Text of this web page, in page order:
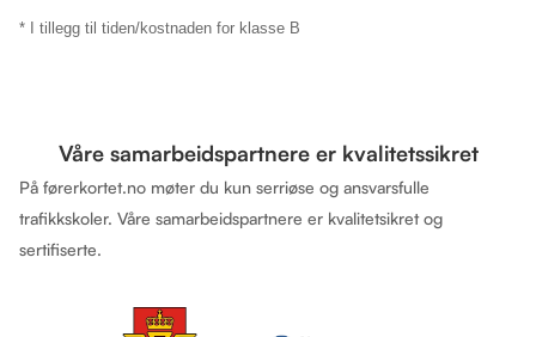
* I tillegg til tiden/kostnaden for klasse B
Våre samarbeidspartnere er kvalitetssikret
På førerkortet.no møter du kun serriøse og ansvarsfulle
trafikkskoler. Våre samarbeidspartnere er kvalitetsikret og
sertifiserte.